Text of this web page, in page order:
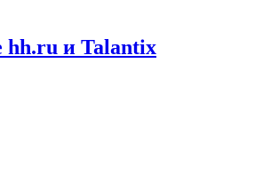
hh.ru и Talantix